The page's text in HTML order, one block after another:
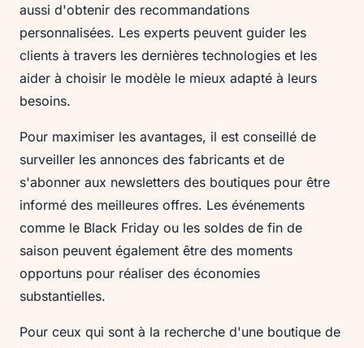
aussi d'obtenir des recommandations
personnalisées. Les experts peuvent guider les
clients à travers les dernières technologies et les
aider à choisir le modèle le mieux adapté à leurs
besoins.
Pour maximiser les avantages, il est conseillé de
surveiller les annonces des fabricants et de
s'abonner aux newsletters des boutiques pour être
informé des meilleures offres. Les événements
comme le Black Friday ou les soldes de fin de
saison peuvent également être des moments
opportuns pour réaliser des économies
substantielles.
Pour ceux qui sont à la recherche d'une boutique de